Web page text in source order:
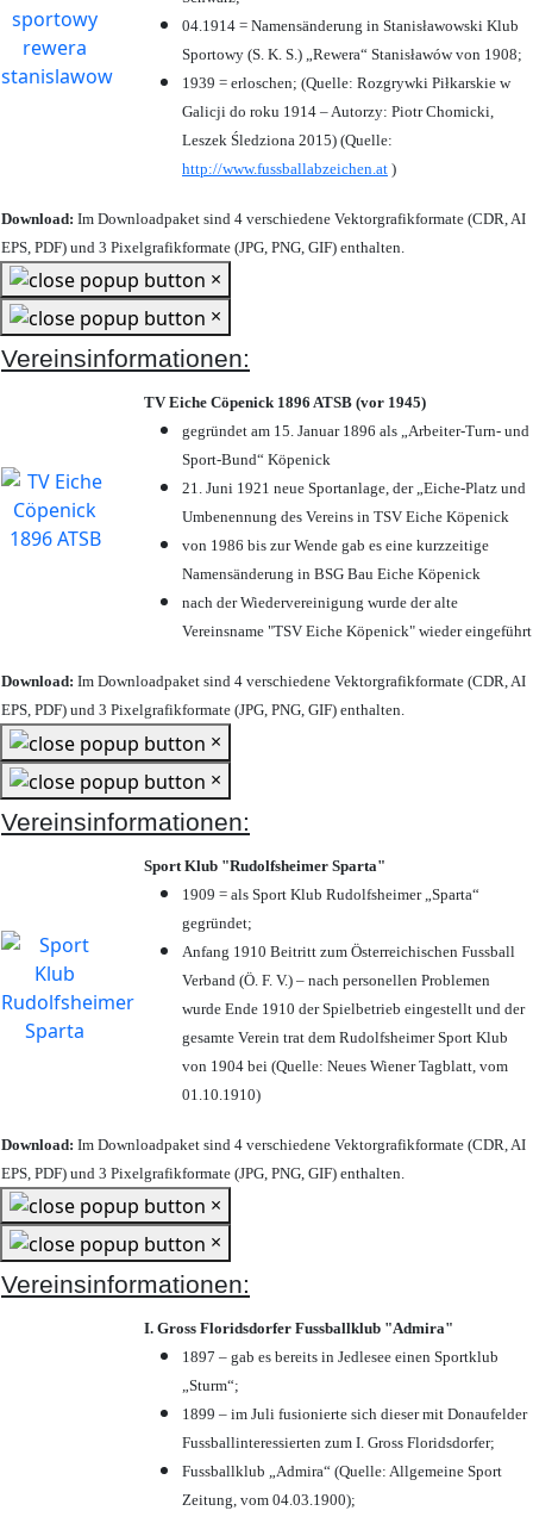
04.1914 = Namensänderung in Stanisławowski Klub
Sportowy (S. K. S.) „Rewera“ Stanisławów von 1908;
1939 = erloschen; (Quelle: Rozgrywki Piłkarskie w
Galicji do roku 1914 – Autorzy: Piotr Chomicki,
Leszek Śledziona 2015) (Quelle:
http://www.fussballabzeichen.at )
Download: Im Downloadpaket sind 4 verschiedene Vektorgrafikformate (CDR, AI
EPS, PDF) und 3 Pixelgrafikformate (JPG, PNG, GIF) enthalten.
×
×
Vereinsinformationen:
TV Eiche Cöpenick 1896 ATSB (vor 1945)
gegründet am 15. Januar 1896 als „Arbeiter-Turn- und
Sport-Bund“ Köpenick
21. Juni 1921 neue Sportanlage, der „Eiche-Platz und
Umbenennung des Vereins in TSV Eiche Köpenick
von 1986 bis zur Wende gab es eine kurzzeitige
Namensänderung in BSG Bau Eiche Köpenick
nach der Wiedervereinigung wurde der alte
Vereinsname "TSV Eiche Köpenick" wieder eingeführt
Download: Im Downloadpaket sind 4 verschiedene Vektorgrafikformate (CDR, AI
EPS, PDF) und 3 Pixelgrafikformate (JPG, PNG, GIF) enthalten.
×
×
Vereinsinformationen:
Sport Klub "Rudolfsheimer Sparta"
1909 = als Sport Klub Rudolfsheimer „Sparta“
gegründet;
Anfang 1910 Beitritt zum Österreichischen Fussball
Verband (Ö. F. V.) – nach personellen Problemen
wurde Ende 1910 der Spielbetrieb eingestellt und der
gesamte Verein trat dem Rudolfsheimer Sport Klub
von 1904 bei (Quelle: Neues Wiener Tagblatt, vom
01.10.1910)
Download: Im Downloadpaket sind 4 verschiedene Vektorgrafikformate (CDR, AI
EPS, PDF) und 3 Pixelgrafikformate (JPG, PNG, GIF) enthalten.
×
×
Vereinsinformationen:
I. Gross Floridsdorfer Fussballklub "Admira"
1897 – gab es bereits in Jedlesee einen Sportklub
„Sturm“;
1899 – im Juli fusionierte sich dieser mit Donaufelder
Fussballinteressierten zum I. Gross Floridsdorfer;
Fussballklub „Admira“ (Quelle: Allgemeine Sport
Zeitung, vom 04.03.1900);